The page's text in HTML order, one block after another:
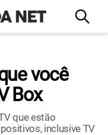
você
Box
que estão
inclusive TV